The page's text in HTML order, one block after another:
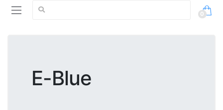
Vyhledávání:
0
E-Blue